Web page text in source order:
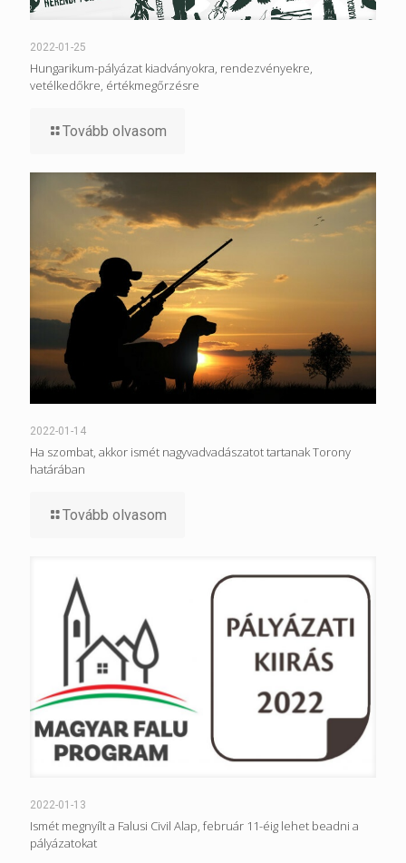
2022-01-25
Hungarikum-pályázat kiadványokra, rendezvényekre,
vetélkedőkre, értékmegőrzésre
Tovább olvasom
2022-01-14
Ha szombat, akkor ismét nagyvadvadászatot tartanak Torony
határában
Tovább olvasom
2022-01-13
Ismét megnyílt a Falusi Civil Alap, február 11-éig lehet beadni a
pályázatokat